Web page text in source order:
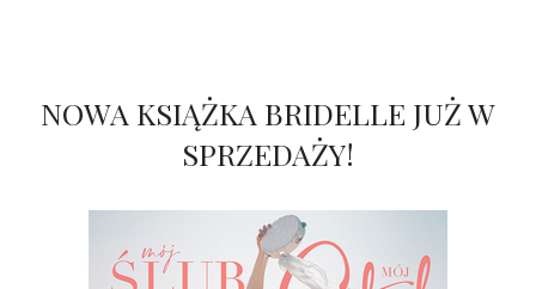
NOWA KSIĄŻKA BRIDELLE JUŻ W
SPRZEDAŻY!